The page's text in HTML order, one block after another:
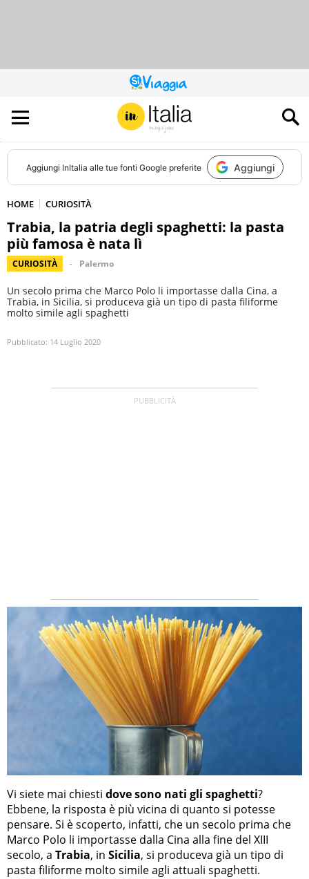
QUESTO
SITO
CONTRIBUISCE
ALL’AUDIENCE
DI
Aggiungi InItalia alle tue fonti Google preferite Aggiungi
HOME CURIOSITÀ
Trabia, la patria degli spaghetti: la pasta
più famosa è nata lì
CURIOSITÀ Palermo
Un secolo prima che Marco Polo li importasse dalla Cina, a
Trabia, in Sicilia, si produceva già un tipo di pasta filiforme
molto simile agli spaghetti
Pubblicato: 14 Luglio 2020
Vi siete mai chiesti dove sono nati gli spaghetti?
Ebbene, la risposta è più vicina di quanto si potesse
pensare. Si è scoperto, infatti, che un secolo prima che
Marco Polo li importasse dalla Cina alla fine del XIII
secolo, a Trabia, in Sicilia, si produceva già un tipo di
pasta filiforme molto simile agli attuali spaghetti.